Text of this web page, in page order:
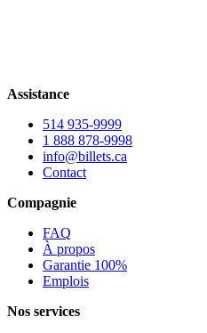
Assistance
514 935-9999
1 888 878-9998
info@billets.ca
Contact
Compagnie
FAQ
À propos
Garantie 100%
Emplois
Nos services